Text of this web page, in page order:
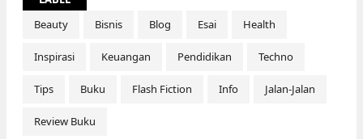
Beauty
Bisnis Blog Esai Health
Inspirasi Keuangan Pendidikan Techno
Tips Buku Flash Fiction Info Jalan-Jalan
Review Buku